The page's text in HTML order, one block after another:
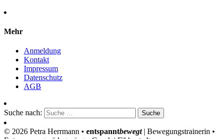
Mehr
Anmeldung
Kontakt
Impressum
Datenschutz
AGB
Suche nach:
© 2026 Petra Herrmann • entspanntbewegt| Bewegungstrainerin •